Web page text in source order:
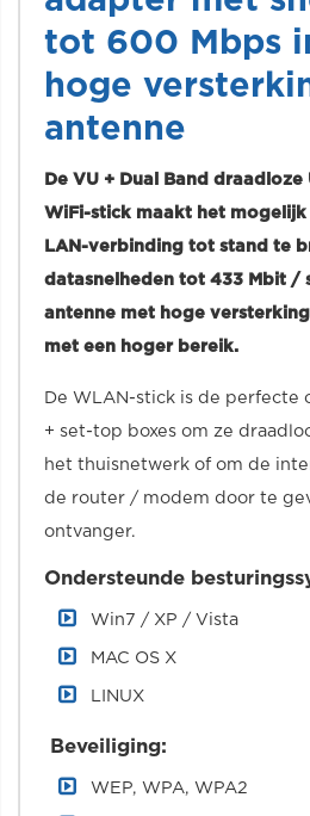
tot 600 Mbps
hoge
antenne
De VU + Dual Band
WiFi-stick maakt het mogelijk
LAN-verbinding tot stand te
datasnelheden tot 433 Mbit /
antenne met hoge
met een hoger bereik.
De WLAN-stick is de perfecte
+ set-top boxes om ze
het thuisnetwerk of om de
de router / modem door te
ontvanger.
Ondersteunde
Win7 / XP / Vista
MAC OS X
LINUX
Beveiliging:
WEP, WPA, WPA2